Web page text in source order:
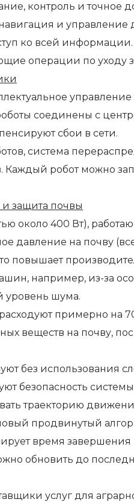
контроль и
и
ко всей
операции по уходу
соединены с
сбои в сети.
система
Каждый робот можно
защита почвы
около 400 Вт),
давление на почву
повышает
например, из-за
уровень шума.
примерно на
веществ на почву,
без использования
безопасность
траекторию
продвинутый
время завершения
обновить до
услуг для